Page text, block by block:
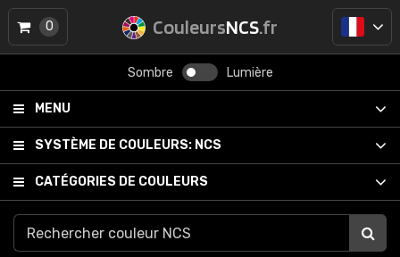
CouleursNCS.fr
Sombre Lumière
MENU
SYSTÈME DE COULEURS: NCS
CATÉGORIES DE COULEURS
0